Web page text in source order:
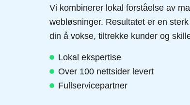
Vi kombinerer lokal forståelse av
webløsninger. Resultatet er en
din å vokse, tiltrekke kunder og
Lokal ekspertise
Over 100 nettsider levert
Fullservicepartner